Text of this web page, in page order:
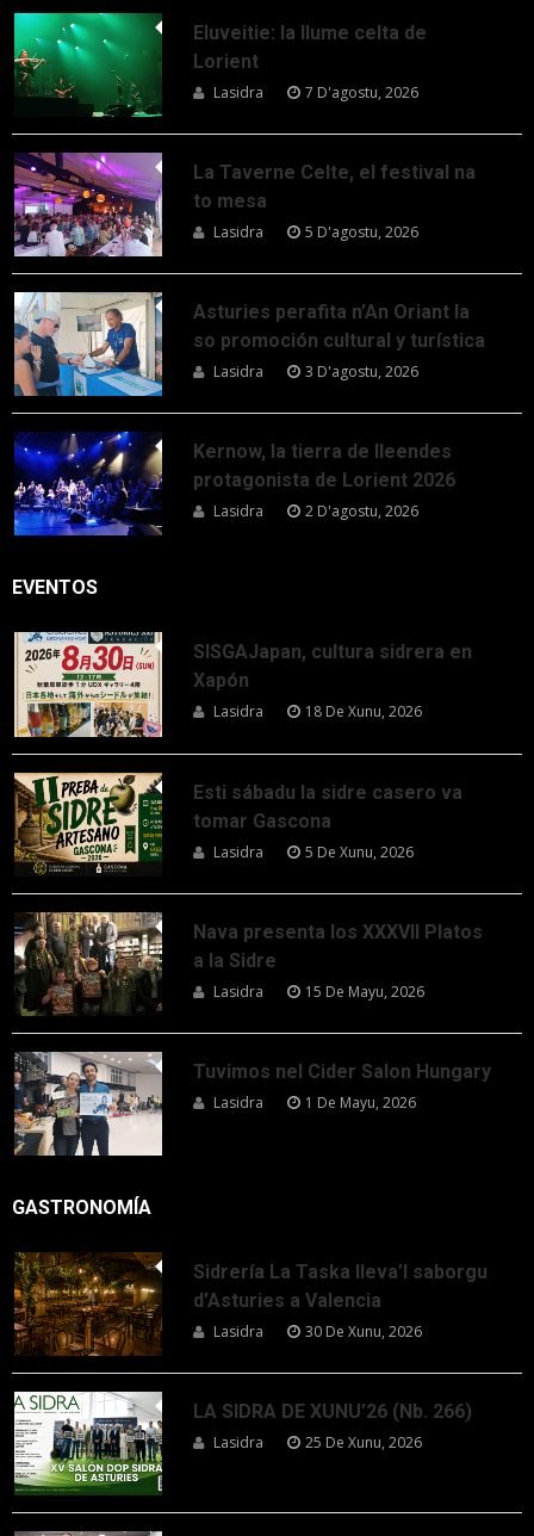
Eluveitie: la llume celta de
Lorient
Lasidra 7 D'agostu, 2026
La Taverne Celte, el festival na
to mesa
Lasidra 5 D'agostu, 2026
Asturies perafita n’An Oriant la
so promoción cultural y turística
Lasidra 3 D'agostu, 2026
Kernow, la tierra de lleendes
protagonista de Lorient 2026
Lasidra 2 D'agostu, 2026
EVENTOS
SISGAJapan, cultura sidrera en
Xapón
Lasidra 18 De Xunu, 2026
Esti sábadu la sidre casero va
tomar Gascona
Lasidra 5 De Xunu, 2026
Nava presenta los XXXVII Platos
a la Sidre
Lasidra 15 De Mayu, 2026
Tuvimos nel Cider Salon Hungary
Lasidra 1 De Mayu, 2026
GASTRONOMÍA
Sidrería La Taska lleva’l saborgu
d’Asturies a Valencia
Lasidra 30 De Xunu, 2026
LA SIDRA DE XUNU’26 (Nb. 266)
Lasidra 25 De Xunu, 2026